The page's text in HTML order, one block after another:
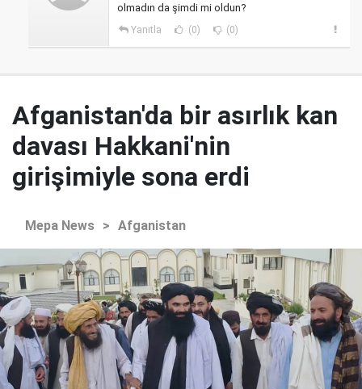
olmadın da şimdi mi oldun?
Yanıtla (0) (0)
Afganistan'da bir asırlık kan
davası Hakkani'nin
girişimiyle sona erdi
Mepa News > Afganistan